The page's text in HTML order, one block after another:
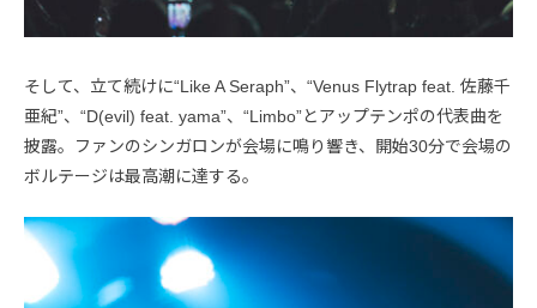
そして、立て続けに“Like A Seraph”、“Venus Flytrap feat. 佐藤千
亜紀”、“D(evil) feat. yama”、“Limbo”とアップテンポの代表曲を
披露。ファンのシンガロンが会場に鳴り響き、開始30分で会場の
ボルテージは最高潮に達する。